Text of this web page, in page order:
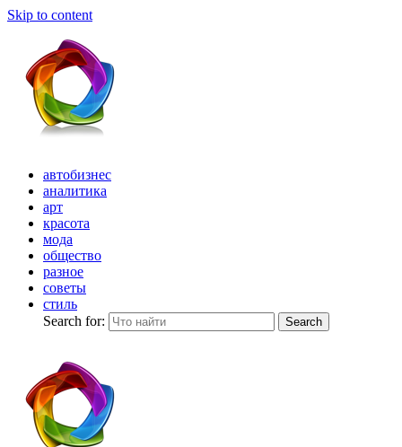
Skip to content
автобизнес
аналитика
арт
красота
мода
общество
разное
советы
стиль
Search for:
Search